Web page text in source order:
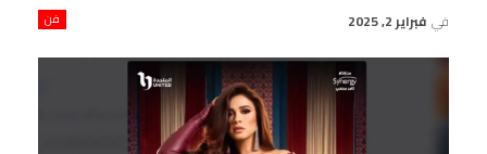
فن في فبراير 2, 2025